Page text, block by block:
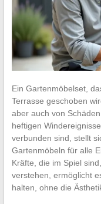
Ein Gartenmöbelset,
Terrasse geschoben
aber auch von
heftigen
verbunden sind, stellt
Gartenmöbeln für alle
Kräfte, die im Spiel
verstehen, ermöglicht
halten, ohne die